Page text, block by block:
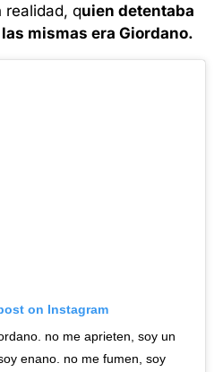
realidad, quien detentaba
mismas era Giordano.
on Instagram
no me aprieten, soy un
enano. no me fumen, soy